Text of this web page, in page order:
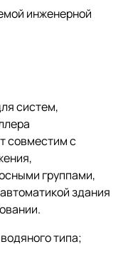
инженерной
систем,
совместим с
группами,
здания
типа;